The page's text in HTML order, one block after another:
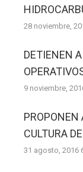
28 noviembre,
DETIENEN
9 noviembre,
PROPONEN
CULTURA
31 agosto, 2016